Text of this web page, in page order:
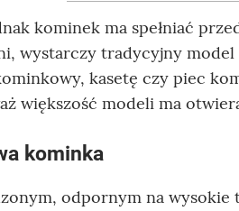
kominek ma spełniać
wystarczy tradycyjny model
kasetę czy piec
większość modeli ma
kominka
odpornym na